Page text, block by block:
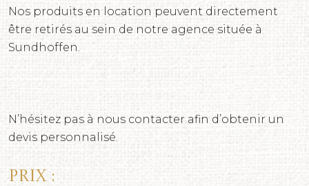
Nos produits en location peuvent directement
être retirés au sein de notre agence située à
Sundhoffen.
N’hésitez pas à nous contacter afin d’obtenir un
devis personnalisé.
Prix :